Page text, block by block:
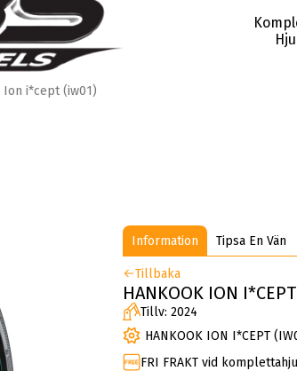
Ion i*cept (iw01)
Information Tipsa En Vän
Tillbaka
HANKOOK ION
Tillv: 2024
HANKOOK ION I*CEPT
FRI FRAKT vid